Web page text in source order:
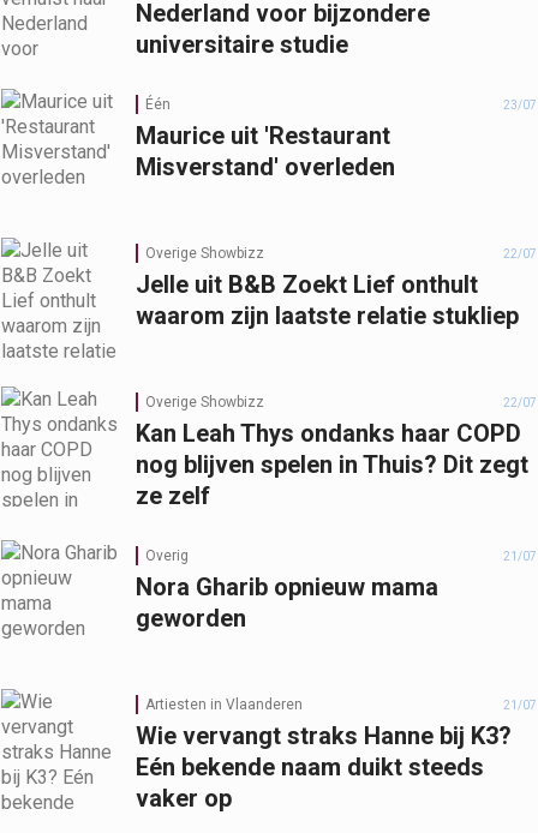
Nederland voor bijzondere
universitaire studie
Één 23/07
Maurice uit 'Restaurant
Misverstand' overleden
Overige Showbizz 22/07
Jelle uit B&B Zoekt Lief onthult
waarom zijn laatste relatie stukliep
Overige Showbizz 22/07
Kan Leah Thys ondanks haar COPD
nog blijven spelen in Thuis? Dit zegt
ze zelf
Overig 21/07
Nora Gharib opnieuw mama
geworden
Artiesten in Vlaanderen 21/07
Wie vervangt straks Hanne bij K3?
Eén bekende naam duikt steeds
vaker op